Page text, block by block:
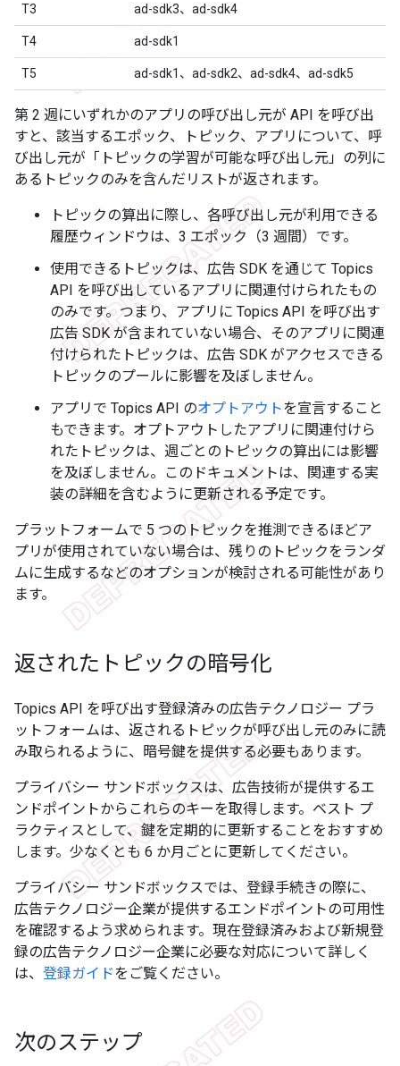
T3 ad-sdk3、ad-sdk4
T4 ad-sdk1
T5 ad-sdk1、ad-sdk2、ad-sdk4、ad-sdk5
第 2 週にいずれかのアプリの呼び出し元が API を呼び出
すと、該当するエポック、トピック、アプリについて、呼
び出し元が「トピックの学習が可能な呼び出し元」の列に
あるトピックのみを含んだリストが返されます。
トピックの算出に際し、各呼び出し元が利用できる
履歴ウィンドウは、3 エポック（3 週間）です。
使用できるトピックは、広告 SDK を通じて Topics
API を呼び出しているアプリに関連付けられたもの
のみです。つまり、アプリに Topics API を呼び出す
広告 SDK が含まれていない場合、そのアプリに関連
付けられたトピックは、広告 SDK がアクセスできる
トピックのプールに影響を及ぼしません。
アプリで Topics API のオプトアウトを宣言すること
もできます。オプトアウトしたアプリに関連付けら
れたトピックは、週ごとのトピックの算出には影響
を及ぼしません。このドキュメントは、関連する実
装の詳細を含むように更新される予定です。
プラットフォームで 5 つのトピックを推測できるほどア
プリが使用されていない場合は、残りのトピックをランダ
ムに生成するなどのオプションが検討される可能性があり
ます。
返されたトピックの暗号化
Topics API を呼び出す登録済みの広告テクノロジー プラ
ットフォームは、返されるトピックが呼び出し元のみに読
み取られるように、暗号鍵を提供する必要もあります。
プライバシー サンドボックスは、広告技術が提供するエ
ンドポイントからこれらのキーを取得します。ベスト プ
ラクティスとして、鍵を定期的に更新することをおすすめ
します。少なくとも 6 か月ごとに更新してください。
プライバシー サンドボックスでは、登録手続きの際に、
広告テクノロジー企業が提供するエンドポイントの可用性
を確認するよう求められます。現在登録済みおよび新規登
録の広告テクノロジー企業に必要な対応について詳しく
は、 登録ガイドをご覧ください。
次のステップ